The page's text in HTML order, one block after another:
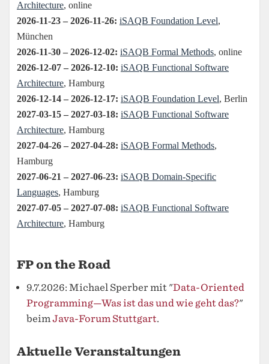
FP on the Road
9.7.2026: Michael Sperber mit "Data-Oriented
Programming—Was ist das und wie geht das?"
beimJava-Forum Stuttgart.
Aktuelle Veranstaltungen